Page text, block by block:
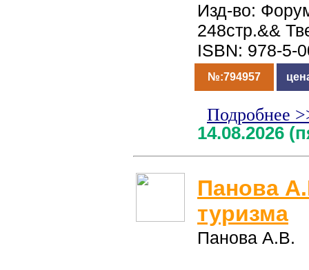
Изд-во:
248стр.&&
ISBN: 978-5-
№:794957
Подробнее
14.08.2026
Панова
туризма
Панова А.В.